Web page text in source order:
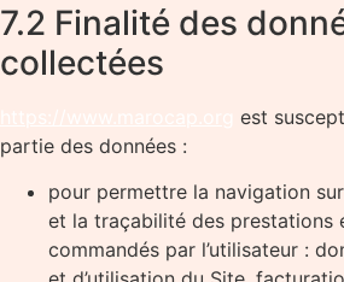
7.2 Finalité des
collectées
est
partie des données :
pour permettre la navigation
et la traçabilité des prestations
commandés par l’utilisateur :